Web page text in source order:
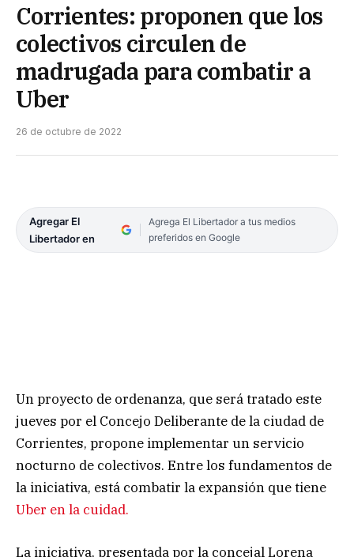
Corrientes: proponen que los
colectivos circulen de
madrugada para combatir a
Uber
26 de octubre de 2022
Agregar El
Libertador en
Agrega El Libertador a tus medios
preferidos en Google
Un proyecto de ordenanza, que será tratado este
jueves por el Concejo Deliberante de la ciudad de
Corrientes, propone implementar un servicio
nocturno de colectivos. Entre los fundamentos de
la iniciativa, está combatir la expansión que tiene
Uber en la cuidad.
La iniciativa, presentada por la concejal Lorena